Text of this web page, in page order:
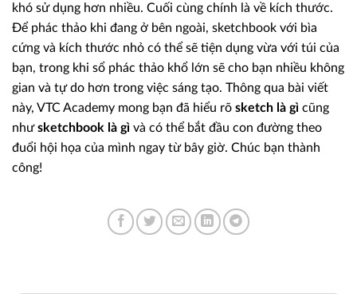
khó sử dụng hơn nhiều. Cuối cùng chính là về kích thước.
Để phác thảo khi đang ở bên ngoài, sketchbook với bìa
cứng và kích thước nhỏ có thể sẽ tiện dụng vừa với túi của
bạn, trong khi sổ phác thảo khổ lớn sẽ cho bạn nhiều không
gian và tự do hơn trong việc sáng tạo. Thông qua bài viết
này, VTC Academy mong bạn đã hiểu rõ sketch là gì cũng
nhưsketchbook là gì và có thể bắt đầu con đường theo
đuổi hội họa của mình ngay từ bây giờ. Chúc bạn thành
công!